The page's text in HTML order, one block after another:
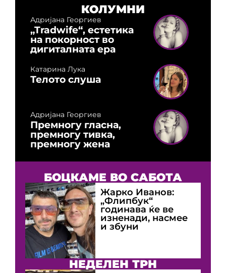
КОЛУМНИ
Адријана Георгиев
„Tradwife“, естетика
на покорност во
дигиталната ера
Катарина Лука
Телото слуша
Адријана Георгиев
Премногу гласна,
премногу тивка,
премногу жена
БОЦКАМЕ ВО САБОТА
Жарко Иванов:
„Флипбук“
годинава ќе ве
изненади, насмее
и збуни
НЕДЕЛЕН ТРН